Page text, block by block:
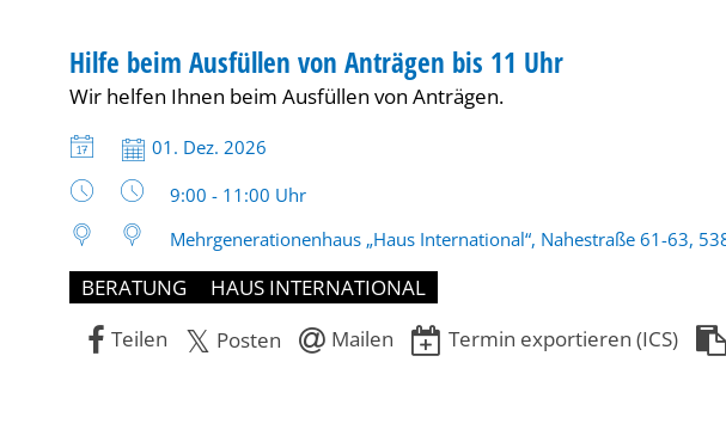
KATEGORIE: BERATUNG
Hilfe beim Ausfüllen von Anträgen bis 11 Uhr
Wir helfen Ihnen beim Ausfüllen von Anträgen.
Datum:
01. Dez. 2026
Uhrzeit:
9:00 - 11:00 Uhr
Mehrgenerationenhaus „Haus International“, Nahestraße 61-63,
BERATUNG
HAUS INTERNATIONAL
Teilen
Posten Mailen Termin exportieren (ICS)